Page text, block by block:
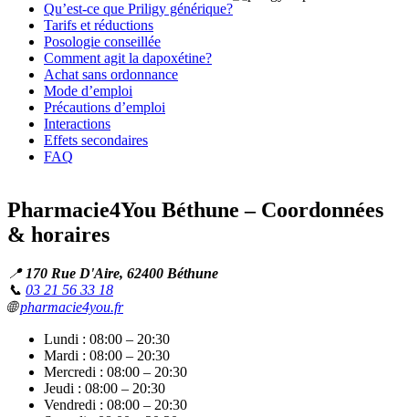
Qu’est-ce que Priligy générique?
Tarifs et réductions
Posologie conseillée
Comment agit la dapoxétine?
Achat sans ordonnance
Mode d’emploi
Précautions d’emploi
Interactions
Effets secondaires
FAQ
Pharmacie4You Béthune – Coordonnées
& horaires
📍 170 Rue D'Aire, 62400 Béthune
📞 03 21 56 33 18
🌐pharmacie4you.fr
Lundi : 08:00 – 20:30
Mardi : 08:00 – 20:30
Mercredi : 08:00 – 20:30
Jeudi : 08:00 – 20:30
Vendredi : 08:00 – 20:30